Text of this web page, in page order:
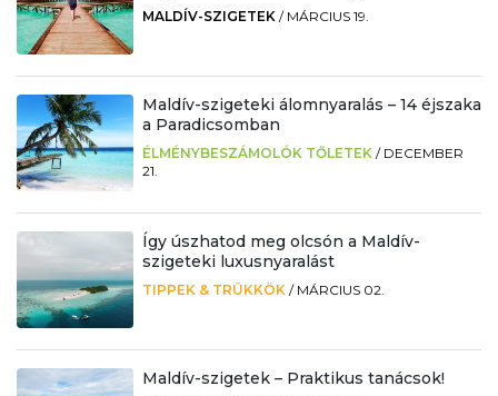
MALDÍV-SZIGETEK / MÁRCIUS 19.
Maldív-szigeteki álomnyaralás – 14 éjszaka
a Paradicsomban
ÉLMÉNYBESZÁMOLÓK TŐLETEK / DECEMBER
21.
Így úszhatod meg olcsón a Maldív-
szigeteki luxusnyaralást
TIPPEK & TRÜKKÖK / MÁRCIUS 02.
Maldív-szigetek – Praktikus tanácsok!